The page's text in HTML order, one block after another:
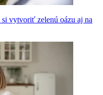
vytvoriť zelenú oázu aj na